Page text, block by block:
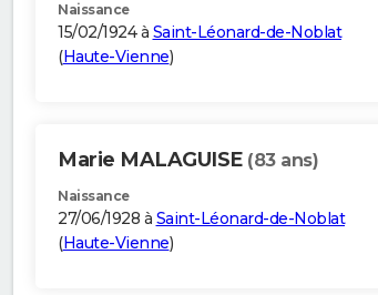
Naissance
15/02/1924 à Saint-Léonard-de-Noblat
(Haute-Vienne)
Marie MALAGUISE (83 ans)
Naissance
27/06/1928 à Saint-Léonard-de-Noblat
(Haute-Vienne)